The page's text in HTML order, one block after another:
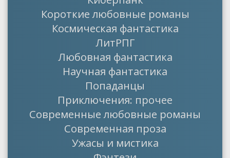
Короткие любовные романы
Космическая фантастика
ЛитРПГ
Любовная фантастика
Научная фантастика
Попаданцы
Приключения: прочее
Современные любовные романы
Современная проза
Ужасы и мистика